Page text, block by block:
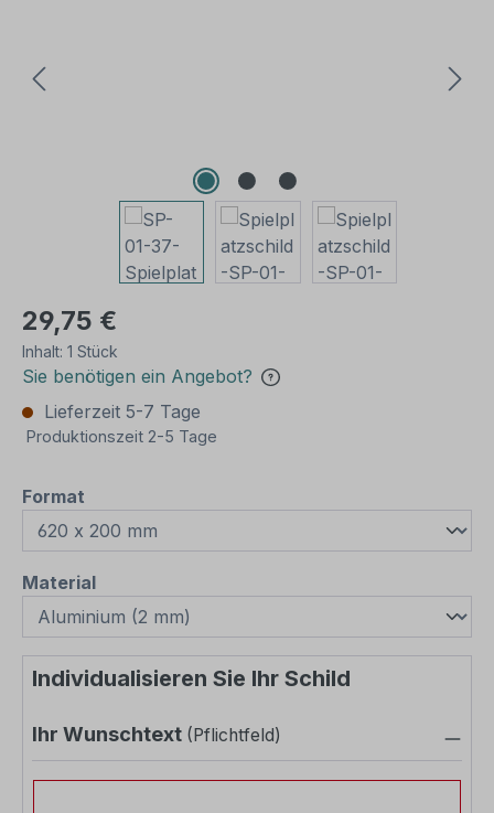
29,75 €
Inhalt: 1 Stück
Sie benötigen ein Angebot?
Lieferzeit 5-7 Tage
Produktionszeit 2-5 Tage
Format
Materialauswählen
Individualisieren Sie Ihr Schild
Ihr Wunschtext (Pflichtfeld)